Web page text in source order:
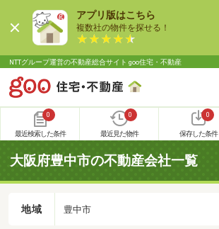
アプリ版はこちら
複数社の物件を探せる！
NTTグループ運営の不動産総合サイト goo住宅・不動産
0
最近検索した条件
0
最近見た物件
0
保存した条件
大阪府豊中市の不動産会社一覧
地域 豊中市